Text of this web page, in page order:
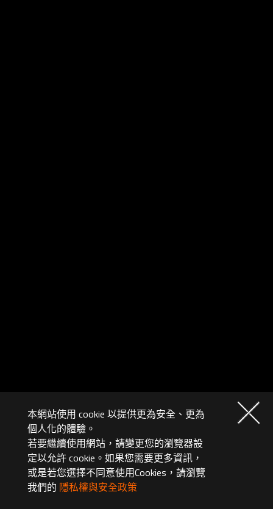
本網站使用 cookie 以提供更為安全、更為
個人化的體驗。
若要繼續使用網站，請變更您的瀏覽器設
定以允許 cookie。如果您需要更多資訊，
或是若您選擇不同意使用Cookies，請瀏覽
我們的 隱私權與安全政策